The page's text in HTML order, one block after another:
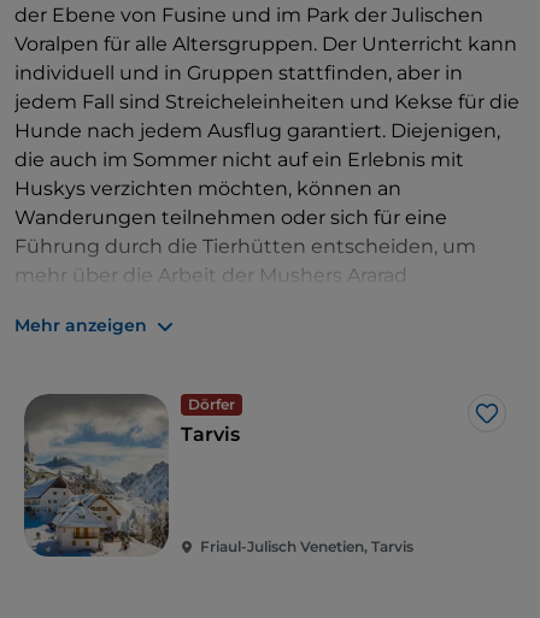
der Ebene von Fusine und im Park der Julischen
Voralpen für alle Altersgruppen. Der Unterricht kann
individuell und in Gruppen stattfinden, aber in
jedem Fall sind Streicheleinheiten und Kekse für die
Hunde nach jedem Ausflug garantiert. Diejenigen,
die auch im Sommer nicht auf ein Erlebnis mit
Huskys verzichten möchten, können an
Wanderungen teilnehmen oder sich für eine
Führung durch die Tierhütten entscheiden, um
mehr über die Arbeit der Mushers Ararad
Ausbildern der Schule, zu erfahren.
Mehr anzeigen
Dörfer
Like
Tarvis
Friaul-Julisch Venetien, Tarvis